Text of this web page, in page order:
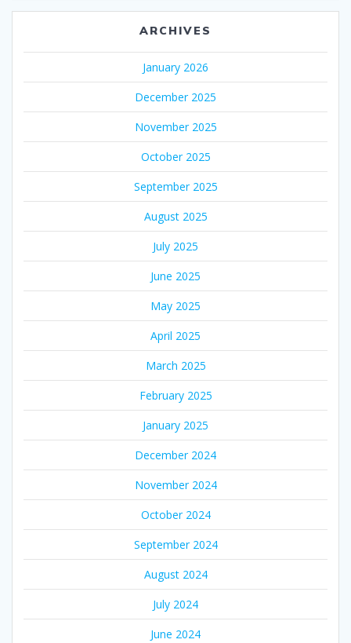
ARCHIVES
January 2026
December 2025
November 2025
October 2025
September 2025
August 2025
July 2025
June 2025
May 2025
April 2025
March 2025
February 2025
January 2025
December 2024
November 2024
October 2024
September 2024
August 2024
July 2024
June 2024